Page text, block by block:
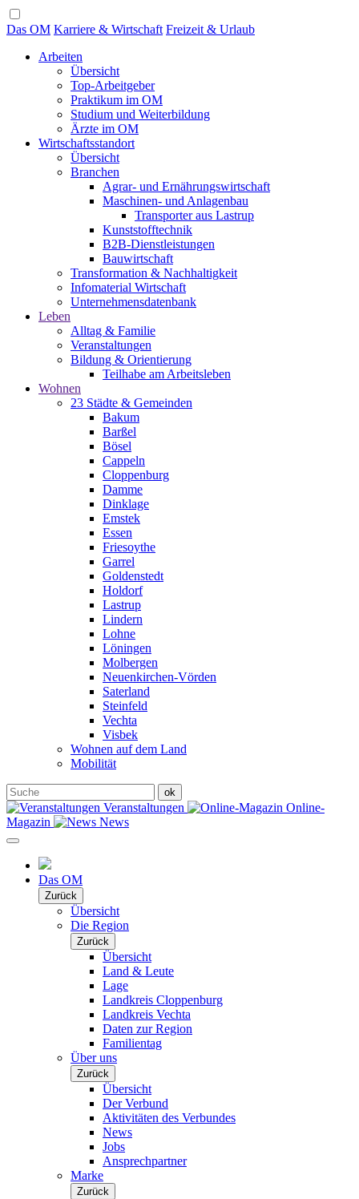
Das OM Karriere & Wirtschaft Freizeit & Urlaub
Arbeiten
Übersicht
Top-Arbeitgeber
Praktikum im OM
Studium und Weiterbildung
Ärzte im OM
Wirtschaftsstandort
Übersicht
Branchen
Agrar- und Ernährungswirtschaft
Maschinen- und Anlagenbau
Transporter aus Lastrup
Kunststofftechnik
B2B-Dienstleistungen
Bauwirtschaft
Transformation & Nachhaltigkeit
Infomaterial Wirtschaft
Unternehmensdatenbank
Leben
Alltag & Familie
Veranstaltungen
Bildung & Orientierung
Teilhabe am Arbeitsleben
Wohnen
23 Städte & Gemeinden
Bakum
Barßel
Bösel
Cappeln
Cloppenburg
Damme
Dinklage
Emstek
Essen
Friesoythe
Garrel
Goldenstedt
Holdorf
Lastrup
Lindern
Lohne
Löningen
Molbergen
Neuenkirchen-Vörden
Saterland
Steinfeld
Vechta
Visbek
Wohnen auf dem Land
Mobilität
Veranstaltungen
Online-
Magazin
News
Das OM
Zurück
Übersicht
Die Region
Zurück
Übersicht
Land & Leute
Lage
Landkreis Cloppenburg
Landkreis Vechta
Daten zur Region
Familientag
Über uns
Zurück
Übersicht
Der Verbund
Aktivitäten des Verbundes
News
Jobs
Ansprechpartner
Marke
Zurück